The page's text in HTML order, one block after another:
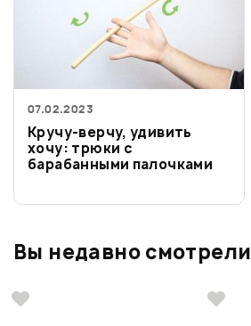
07.02.2023
Кручу-верчу, удивить
хочу: трюки с
барабанными палочками
Вы недавно смотрели